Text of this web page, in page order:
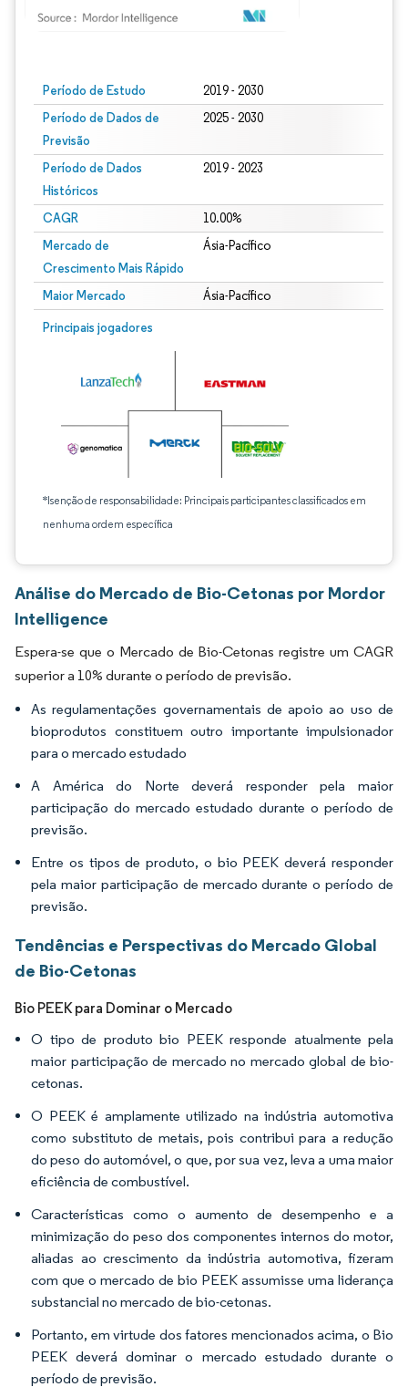
Período de Estudo 2019 - 2030
Período de Dados de
Previsão
2025 - 2030
Período de Dados
Históricos
2019 - 2023
CAGR 10.00%
Mercado de
Crescimento Mais Rápido
Ásia-Pacífico
Maior Mercado Ásia-Pacífico
Principais jogadores
*Isenção de responsabilidade: Principais participantes classificados em
nenhuma ordem específica
Análise do Mercado de Bio-Cetonas por Mordor
Intelligence
Espera-se que o Mercado de Bio-Cetonas registre um CAGR
superior a 10% durante o período de previsão.
As regulamentações governamentais de apoio ao uso de
bioprodutos constituem outro importante impulsionador
para o mercado estudado
A América do Norte deverá responder pela maior
participação do mercado estudado durante o período de
previsão.
Entre os tipos de produto, o bio PEEK deverá responder
pela maior participação de mercado durante o período de
previsão.
Tendências e Perspectivas do Mercado Global
de Bio-Cetonas
Bio PEEK para Dominar o Mercado
O tipo de produto bio PEEK responde atualmente pela
maior participação de mercado no mercado global de bio-
cetonas.
O PEEK é amplamente utilizado na indústria automotiva
como substituto de metais, pois contribui para a redução
do peso do automóvel, o que, por sua vez, leva a uma maior
eficiência de combustível.
Características como o aumento de desempenho e a
minimização do peso dos componentes internos do motor,
aliadas ao crescimento da indústria automotiva, fizeram
com que o mercado de bio PEEK assumisse uma liderança
substancial no mercado de bio-cetonas.
Portanto, em virtude dos fatores mencionados acima, o Bio
PEEK deverá dominar o mercado estudado durante o
período de previsão.